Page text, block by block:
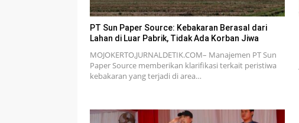
PT Sun Paper Source: Kebakaran Berasal dari
Lahan di Luar Pabrik, Tidak Ada Korban Jiwa
MOJOKERTO,JURNALDETIK.COM– Manajemen PT Sun
Paper Source memberikan klarifikasi terkait peristiwa
kebakaran yang terjadi di area…